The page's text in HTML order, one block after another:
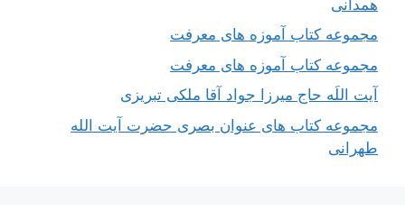
همدانی
مجموعه کتاب آموزه های معرفت
مجموعه کتاب آموزه های معرفت
آیت اللَه حاج میرزا جواد آقا ملکی تبریزی
مجموعه کتاب های عنوان بصری حضرت آیت الله
طهرانی